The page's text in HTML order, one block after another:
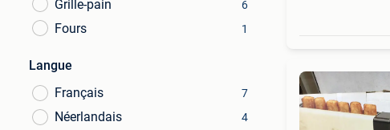
Grille-pain
6
Fours 1
Langue
Français
7
Néerlandais 4